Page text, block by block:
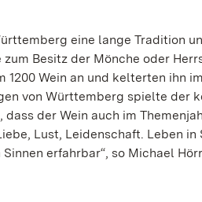
eine lange Tradition
Besitz der Mönche oder
Wein an und kelterten ihn im
von Württemberg spielte der
der Wein auch im
Lust, Leidenschaft. Leben in
erfahrbar“, so Michael